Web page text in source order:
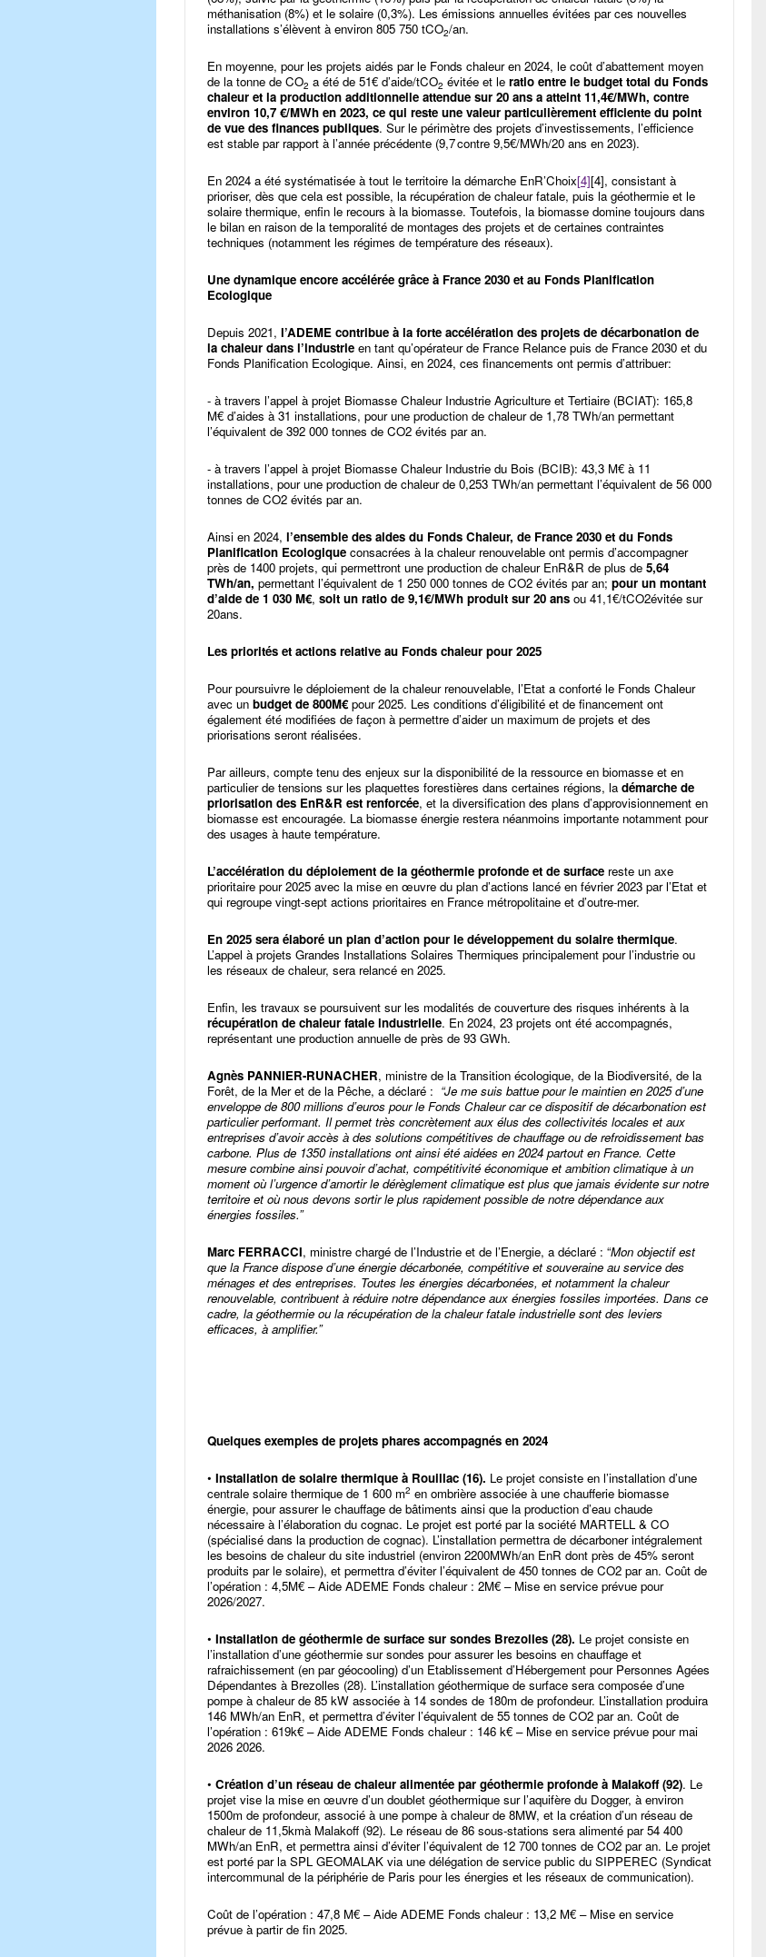
méthanisation (8%) et le solaire (0,3%). Les émissions annuelles évitées par ces nouvelles
installations s’élèvent à environ 805 750 tCO2/an.
En moyenne, pour les projets aidés par le Fonds chaleur en 2024, le coût d’abattement moyen
de la tonne de CO2 a été de 51€ d’aide/tCO2 évitée et le ratio entre le budget total du Fonds
chaleur et la production additionnelle attendue sur 20 ans a atteint 11,4€/MWh, contre
environ 10,7 €/MWh en 2023, ce qui reste une valeur particulièrement efficiente du point
de vue des finances publiques. Sur le périmètre des projets d’investissements, l’efficience
est stable par rapport à l’année précédente (9,7 contre 9,5€/MWh/20 ans en 2023).
En 2024 a été systématisée à tout le territoire la démarche EnR’Choix[4][4], consistant à
prioriser, dès que cela est possible, la récupération de chaleur fatale, puis la géothermie et le
solaire thermique, enfin le recours à la biomasse. Toutefois, la biomasse domine toujours dans
le bilan en raison de la temporalité de montages des projets et de certaines contraintes
techniques (notamment les régimes de température des réseaux).
Une dynamique encore accélérée grâce à France 2030 et au Fonds Planification
Ecologique
Depuis 2021, l’ADEME contribue à la forte accélération des projets de décarbonation de
la chaleur dans l’industrieen tant qu’opérateur de France Relance puis de France 2030 et du
Fonds Planification Ecologique. Ainsi, en 2024, ces financements ont permis d’attribuer:
- à travers l’appel à projet Biomasse Chaleur Industrie Agriculture et Tertiaire (BCIAT): 165,8
M€ d’aides à 31 installations, pour une production de chaleur de 1,78 TWh/an permettant
l’équivalent de 392 000 tonnes de CO2 évités par an.
- à travers l’appel à projet Biomasse Chaleur Industrie du Bois (BCIB): 43,3 M€ à 11
installations, pour une production de chaleur de 0,253 TWh/an permettant l’équivalent de 56 000
tonnes de CO2 évités par an.
Ainsi en 2024, l’ensemble des aides du Fonds Chaleur, de France 2030 et du Fonds
Planification Ecologique consacrées à la chaleur renouvelable ont permis d’accompagner
près de 1400 projets, qui permettront une production de chaleur EnR&R de plus de 5,64
TWh/an, permettant l’équivalent de 1 250 000 tonnes de CO2 évités par an; pour un montant
d’aide de 1 030 M€, soit un ratio de 9,1€/MWh produit sur 20 ansou 41,1€/tCO2évitée sur
20ans.
Les priorités et actions relative au Fonds chaleur pour 2025
Pour poursuivre le déploiement de la chaleur renouvelable, l’Etat a conforté le Fonds Chaleur
avec un budget de 800M€pour 2025. Les conditions d’éligibilité et de financement ont
également été modifiées de façon à permettre d’aider un maximum de projets et des
priorisations seront réalisées.
Par ailleurs, compte tenu des enjeux sur la disponibilité de la ressource en biomasse et en
particulier de tensions sur les plaquettes forestières dans certaines régions, la démarche de
priorisation des EnR&R est renforcée, et la diversification des plans d’approvisionnement en
biomasse est encouragée. La biomasse énergie restera néanmoins importante notamment pour
des usages à haute température.
L’accélération du déploiement de la géothermie profonde et de surfacereste un axe
prioritaire pour 2025 avec la mise en œuvre du plan d’actions lancé en février 2023 par l’Etat et
qui regroupe vingt-sept actions prioritaires en France métropolitaine et d’outre-mer.
En 2025 sera élaboré un plan d’action pour le développement du solaire thermique.
L’appel à projets Grandes Installations Solaires Thermiques principalement pour l’industrie ou
les réseaux de chaleur, sera relancé en 2025.
Enfin, les travaux se poursuivent sur les modalités de couverture des risques inhérents à la
récupération de chaleur fatale industrielle. En 2024, 23 projets ont été accompagnés,
représentant une production annuelle de près de 93 GWh.
Agnès PANNIER-RUNACHER, ministre de la Transition écologique, de la Biodiversité, de la
Forêt, de la Mer et de la Pêche, a déclaré : “Je me suis battue pour le maintien en 2025 d’une
enveloppe de 800 millions d’euros pour le Fonds Chaleur car ce dispositif de décarbonation est
particulier performant. Il permet très concrètement aux élus des collectivités locales et aux
entreprises d’avoir accès à des solutions compétitives de chauffage ou de refroidissement bas
carbone. Plus de 1350 installations ont ainsi été aidées en 2024 partout en France. Cette
mesure combine ainsi pouvoir d’achat, compétitivité économique et ambition climatique à un
moment où l’urgence d’amortir le dérèglement climatique est plus que jamais évidente sur notre
territoire et où nous devons sortir le plus rapidement possible de notre dépendance aux
énergies fossiles.”
Marc FERRACCI, ministre chargé de l’Industrie et de l’Energie, a déclaré : “Mon objectif est
que la France dispose d’une énergie décarbonée, compétitive et souveraine au service des
ménages et des entreprises. Toutes les énergies décarbonées, et notamment la chaleur
renouvelable, contribuent à réduire notre dépendance aux énergies fossiles importées. Dans ce
cadre, la géothermie ou la récupération de la chaleur fatale industrielle sont des leviers
efficaces, à amplifier.”
Quelques exemples de projets phares accompagnés en 2024
• Installation de solaire thermique à Rouillac (16). Le projet consiste en l’installation d’une
centrale solaire thermique de 1 600 m2 en ombrière associée à une chaufferie biomasse
énergie, pour assurer le chauffage de bâtiments ainsi que la production d’eau chaude
nécessaire à l’élaboration du cognac. Le projet est porté par la société MARTELL & CO
(spécialisé dans la production de cognac). L’installation permettra de décarboner intégralement
les besoins de chaleur du site industriel (environ 2200MWh/an EnR dont près de 45% seront
produits par le solaire), et permettra d’éviter l’équivalent de 450 tonnes de CO2 par an. Coût de
l’opération : 4,5M€ – Aide ADEME Fonds chaleur : 2M€ – Mise en service prévue pour
2026/2027.
• Installation de géothermie de surface sur sondes Brezolles (28). Le projet consiste en
l’installation d’une géothermie sur sondes pour assurer les besoins en chauffage et
rafraichissement (en par géocooling) d’un Etablissement d’Hébergement pour Personnes Agées
Dépendantes à Brezolles (28). L’installation géothermique de surface sera composée d’une
pompe à chaleur de 85 kW associée à 14 sondes de 180m de profondeur. L’installation produira
146 MWh/an EnR, et permettra d’éviter l’équivalent de 55 tonnes de CO2 par an. Coût de
l’opération : 619k€ – Aide ADEME Fonds chaleur : 146 k€ – Mise en service prévue pour mai
2026 2026.
• Création d’un réseau de chaleur alimentée par géothermie profonde à Malakoff (92). Le
projet vise la mise en œuvre d’un doublet géothermique sur l’aquifère du Dogger, à environ
1500m de profondeur, associé à une pompe à chaleur de 8MW, et la création d’un réseau de
chaleur de 11,5kmà Malakoff (92). Le réseau de 86 sous-stations sera alimenté par 54 400
MWh/an EnR, et permettra ainsi d’éviter l’équivalent de 12 700 tonnes de CO2 par an. Le projet
est porté par la SPL GEOMALAK via une délégation de service public du SIPPEREC (Syndicat
intercommunal de la périphérie de Paris pour les énergies et les réseaux de communication).
Coût de l’opération : 47,8 M€ – Aide ADEME Fonds chaleur : 13,2 M€ – Mise en service
prévue à partir de fin 2025.